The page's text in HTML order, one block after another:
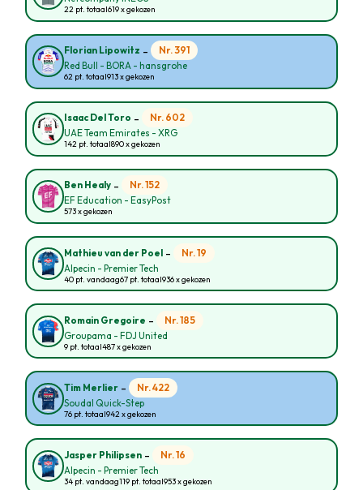
22 pt. totaal619 x gekozen
Florian Lipowitz - Nr. 391
Red Bull - BORA - hansgrohe
62 pt. totaal913 x gekozen
Isaac Del Toro - Nr. 602
UAE Team Emirates - XRG
142 pt. totaal890 x gekozen
Ben Healy - Nr. 152
EF Education - EasyPost
573 x gekozen
Mathieu van der Poel - Nr. 19
Alpecin - Premier Tech
40 pt. vandaag67 pt. totaal936 x gekozen
Romain Gregoire - Nr. 185
Groupama - FDJ United
9 pt. totaal487 x gekozen
Tim Merlier - Nr. 422
Soudal Quick-Step
76 pt. totaal942 x gekozen
Jasper Philipsen - Nr. 16
Alpecin - Premier Tech
34 pt. vandaag119 pt. totaal953 x gekozen